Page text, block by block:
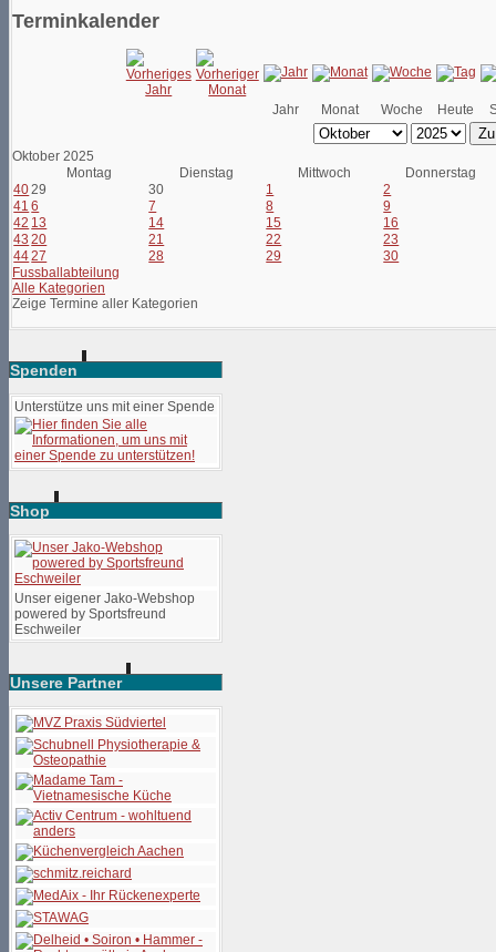
Terminkalender
Jahr Monat Woche Heute
Oktober 2025
Montag
Dienstag Mittwoch
Donnerstag
4029 30 1
2
41 6 7 8
9
42 13 14 15
16
43 20 21 22
23
4427 28 29
30
Fussballabteilung
Alle Kategorien
Zeige Termine aller Kategorien
Spenden
Unterstütze uns mit einer Spende
Shop
Unser eigener Jako-Webshop
powered by Sportsfreund
Eschweiler
Unsere Partner